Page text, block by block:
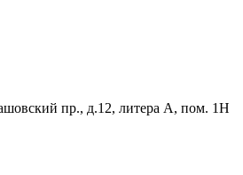
пр., д.12, литера А, пом. 1Н